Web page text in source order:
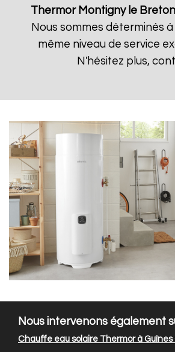
Thermor Montigny le
Nous sommes déterminés
même niveau de service
N'hésitez plus,
Nous intervenons également
Chauffe eau solaire Thermor à Guînes